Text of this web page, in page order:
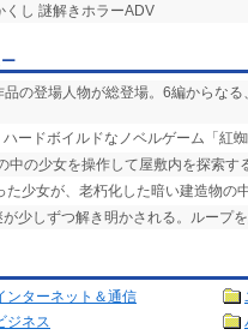
くし 謎解きホラーADV
品の登場人物が総登場。6編からな
ードボイルドなノベルゲーム「紅
中の少女を操作して屋敷内を探索す
た少女が、老朽化した暗い建造物の
少しずつ解き明かされる。ループ
ンターネット＆通信
ジネス